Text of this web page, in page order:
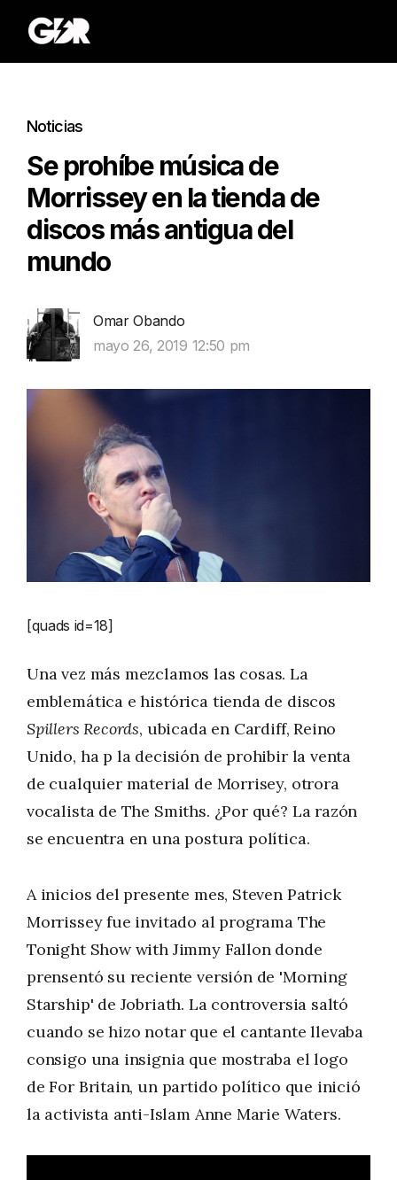
Noticias
Se prohíbe música de
Morrissey en la tienda de
discos más antigua del
mundo
Omar Obando
mayo 26, 2019 12:50 pm
[quads id=18]
Una vez más mezclamos las cosas. La
emblemática e histórica tienda de discos
Spillers Records, ubicada en Cardiff, Reino
Unido, ha p la decisión de prohibir la venta
de cualquier material de Morrisey, otrora
vocalista de The Smiths. ¿Por qué? La razón
se encuentra en una postura política.
A inicios del presente mes, Steven Patrick
Morrissey fue invitado al programa The
Tonight Show with Jimmy Fallon donde
prensentó su reciente versión de 'Morning
Starship' de Jobriath. La controversia saltó
cuando se hizo notar que el cantante llevaba
consigo una insignia que mostraba el logo
de For Britain, un partido político que inició
la activista anti-Islam Anne Marie Waters.